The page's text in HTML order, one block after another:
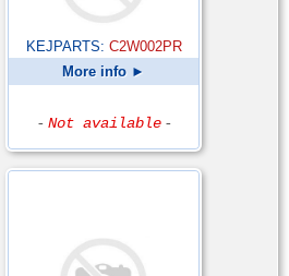
KEJPARTS: C2W002PR
More info ►
- Not available -